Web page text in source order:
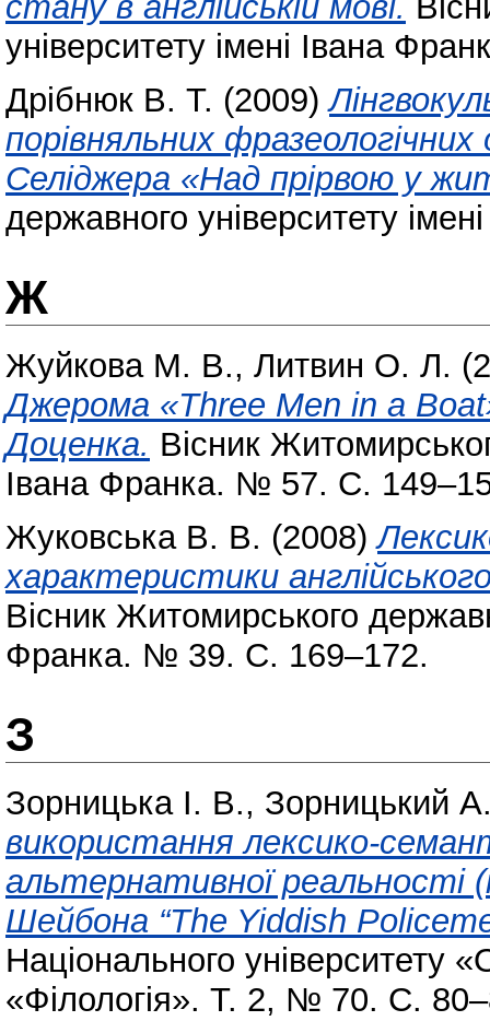
університету імені Івана
Дрібнюк В. Т. (2009)
порівняльних
Селіджера «Над прірвою у
державного університету
Ж
Жуйкова М. В., Литвин О. Л.
Джерома «Three Men in a
Доценка. Вісник
Івана Франка. № 57. С.
Жуковська В. В. (2008)
характеристики
Вісник Житомирського
Франка. № 39. С. 169–172.
З
Зорницька І. В., Зорницький
використання лексико-
альтернативної реальності
Шейбона “The Yiddish
Національного університету
«Філологія». Т. 2, № 70. С.